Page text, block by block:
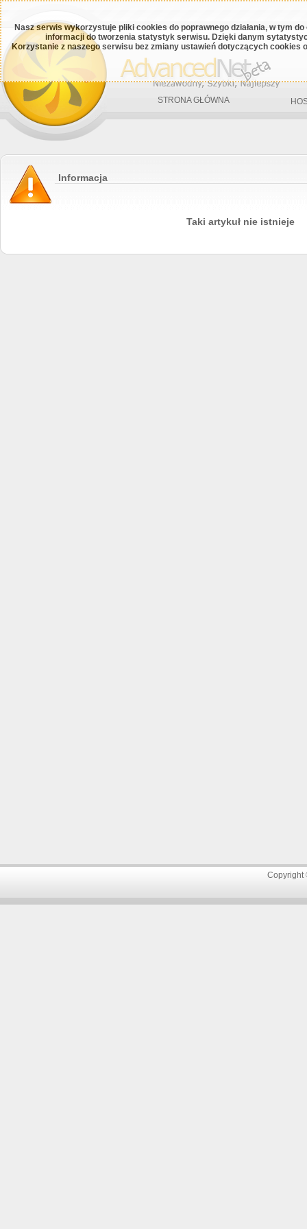
Nasz serwis wykorzystuje pliki cookies do poprawnego działania, w tym
informacji do tworzenia statystyk serwisu. Dzięki danym
Korzystanie z naszego serwisu bez zmiany ustawień dotyczących cookies
STRONA GŁÓWNA
Informacja
Taki artykuł nie istnieje
Copyright